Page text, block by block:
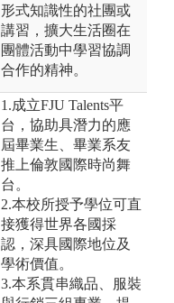
形式知識性的社團或
講習，擴大生活圈在
團體活動中學習協調
合作的精神。
1.成立FJU Talents平
台，協助具潛力的應
屆畢業生、畢業系友
推上倫敦國際時尚舞
台。
2.本校所授予學位可直
接獲得世界各國採
認，深具國際地位及
學術價值。
3.本系貫串織品、服裝